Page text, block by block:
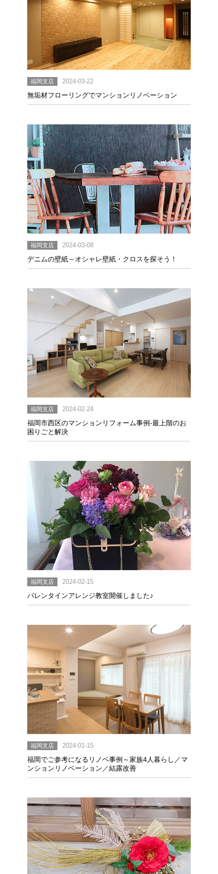
福岡支店 2024-03-22
無垢材フローリングでマンションリノベーション
福岡支店 2024-03-08
デニムの壁紙～オシャレ壁紙・クロスを探そう！
福岡支店 2024-02-24
福岡市西区のマンションリフォーム事例-最上階のお
困りごと解決
福岡支店 2024-02-15
バレンタインアレンジ教室開催しました♪
福岡支店 2024-01-15
福岡でご参考になるリノベ事例～家族4人暮らし／マ
ンションリノベーション／結露改善